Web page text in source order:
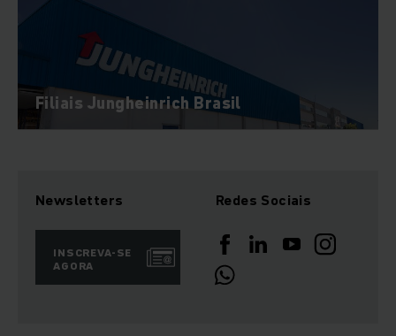
Filiais Jungheinrich Brasil
Newsletters
INSCREVA-SE
AGORA
Redes Sociais